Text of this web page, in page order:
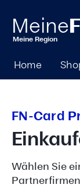
Home
FN-Card
Wählen Sie